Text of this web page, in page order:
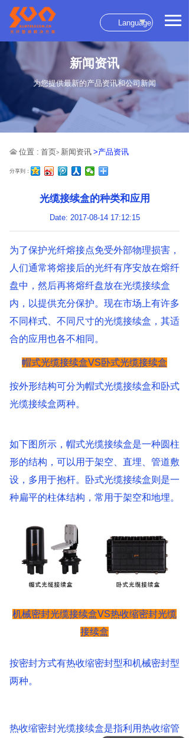
Language
新闻资讯
为您提供最新的产品资讯和公司新闻
位置 : 首页> 新闻资讯 >产品资讯
分享到：
光缆接续盒的种类和应用
Date: 2017-08-14 17:12:15
为了保护光纤熔接点免受外部物理损害，
人们通常将熔接后的光纤有序安放在熔纤
盘中，然后再将熔纤盘放在光缆接续盒
内，以提供充分保护。现在市场上有许多
不同样式、不同尺寸的光缆接续盒，其适
合的应用也各不相同。
帽式光缆接续盒VS卧式光缆接续盒
按外形结构可分为帽式光缆接续盒和卧式
光缆接续盒两种。
如下图所示，帽式光缆接续盒是一种圆柱
形的结构，可以用于架空、直埋、管道敷
设，多用于抱杆。卧式光缆接续盒则是一
种扁平的柱体结构，常用于架空和地埋。
机械密封光缆接续盒VS热收缩密封光缆
接续盒
按密封方式有热收缩密封型和机械密封型
两种。
热收缩密封光缆接续盒是指利用热收缩管